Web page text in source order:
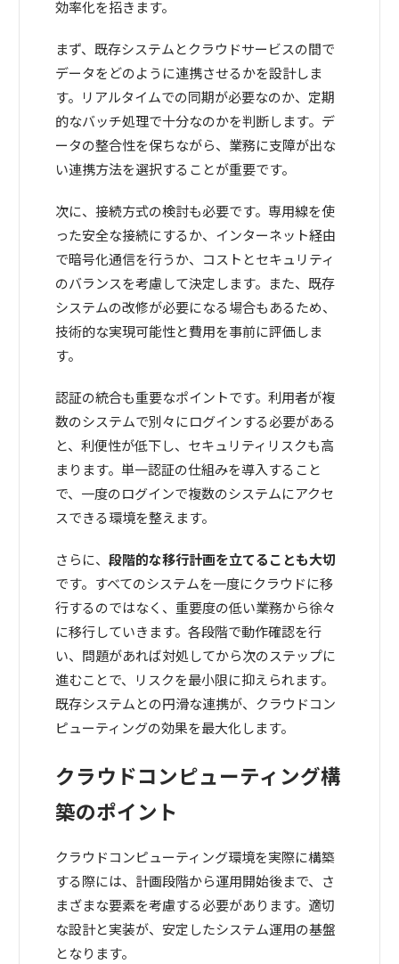
効率化を招きます。
まず、既存システムとクラウドサービスの間で
データをどのように連携させるかを設計しま
す。リアルタイムでの同期が必要なのか、定期
的なバッチ処理で十分なのかを判断します。デ
ータの整合性を保ちながら、業務に支障が出な
い連携方法を選択することが重要です。
次に、接続方式の検討も必要です。専用線を使
った安全な接続にするか、インターネット経由
で暗号化通信を行うか、コストとセキュリティ
のバランスを考慮して決定します。また、既存
システムの改修が必要になる場合もあるため、
技術的な実現可能性と費用を事前に評価しま
す。
認証の統合も重要なポイントです。利用者が複
数のシステムで別々にログインする必要がある
と、利便性が低下し、セキュリティリスクも高
まります。単一認証の仕組みを導入すること
で、一度のログインで複数のシステムにアクセ
スできる環境を整えます。
さらに、段階的な移行計画を立てることも大切
です。すべてのシステムを一度にクラウドに移
行するのではなく、重要度の低い業務から徐々
に移行していきます。各段階で動作確認を行
い、問題があれば対処してから次のステップに
進むことで、リスクを最小限に抑えられます。
既存システムとの円滑な連携が、クラウドコン
ピューティングの効果を最大化します。
クラウドコンピューティング構
築のポイント
クラウドコンピューティング環境を実際に構築
する際には、計画段階から運用開始後まで、さ
まざまな要素を考慮する必要があります。適切
な設計と実装が、安定したシステム運用の基盤
となります。